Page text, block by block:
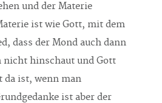
und der Materie
ist wie Gott, mit dem
dass der Mond auch dann
nicht hinschaut und Gott
da ist, wenn man
ist aber der